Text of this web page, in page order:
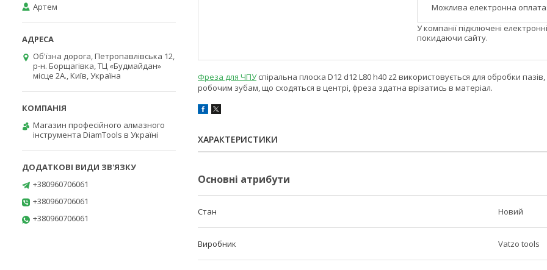
У компанії підключені
покидаючи сайту.
Фреза для ЧПУспіральна плоска D12 d12 L80 h40 z2 використовується для обробки
робочим зубам, що сходяться в центрі, фреза здатна врізатись в матеріал.
ХАРАКТЕРИСТИКИ
Основні атрибути
Стан Новий
Виробник Vatzo tools
Артем
Об'їзна дорога, Петропавлівська 12,
р-н. Борщагівка, ТЦ «Будмайдан»
місце 2А., Київ, Україна
Магазин професійного алмазного
інструмента DiamTools в Україні
+380960706061
+380960706061
+380960706061